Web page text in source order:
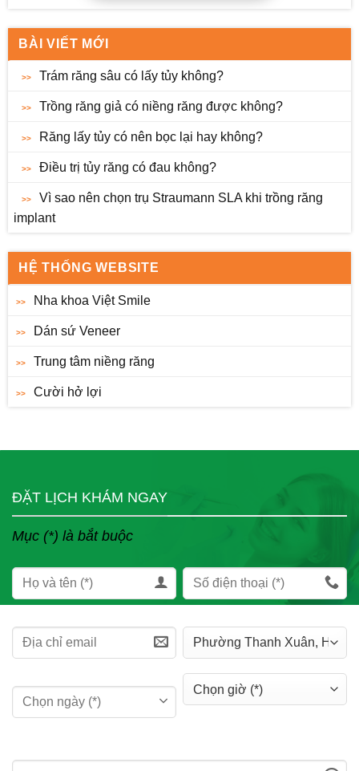
BÀI VIẾT MỚI
Trám răng sâu có lấy tủy không?
Trồng răng giả có niềng răng được không?
Răng lấy tủy có nên bọc lại hay không?
Điều trị tủy răng có đau không?
Vì sao nên chọn trụ Straumann SLA khi trồng răng
implant
HỆ THỐNG WEBSITE
Nha khoa Việt Smile
Dán sứ Veneer
Trung tâm niềng răng
Cười hở lợi
ĐẶT LỊCH KHÁM NGAY
Mục (*) là bắt buộc